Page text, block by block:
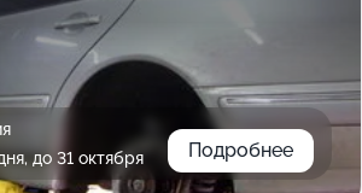
до 31 октября
Подробнее